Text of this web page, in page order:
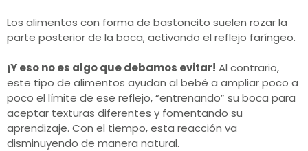
Los alimentos con forma de bastoncito suelen rozar la
parte posterior de la boca, activando el reflejo faríngeo.
¡Y eso no es algo que debamos evitar! Al contrario,
este tipo de alimentos ayudan al bebé a ampliar poco a
poco el límite de ese reflejo, “entrenando” su boca para
aceptar texturas diferentes y fomentando su
aprendizaje. Con el tiempo, esta reacción va
disminuyendo de manera natural.